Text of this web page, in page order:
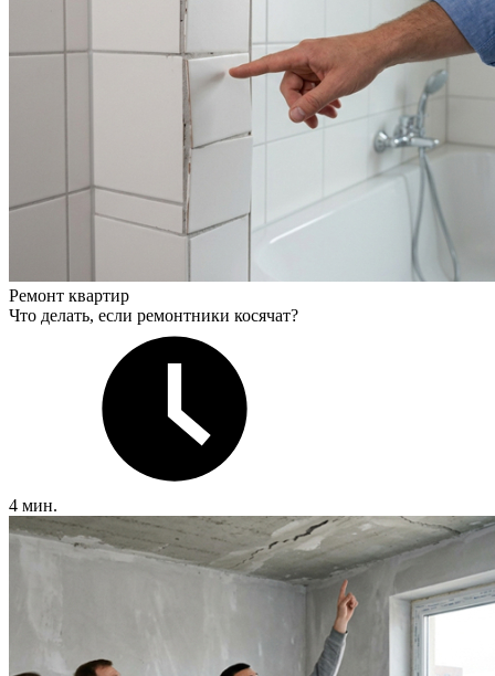
Ремонт квартир
Что делать, если ремонтники косячат?
4 мин.